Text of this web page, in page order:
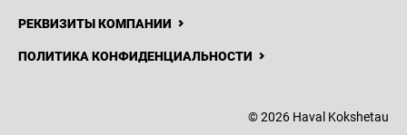
РЕКВИЗИТЫ КОМПАНИИ
ПОЛИТИКА КОНФИДЕНЦИАЛЬНОСТИ
© 2026 Haval Kokshetau